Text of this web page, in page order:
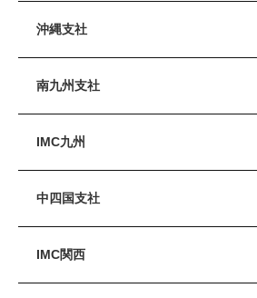
沖縄支社
南九州支社
IMC九州
中四国支社
IMC関西